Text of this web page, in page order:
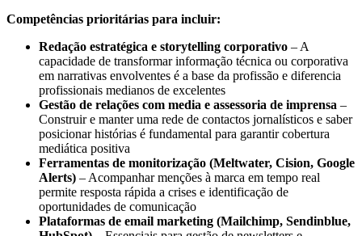
Competências prioritárias para incluir:
Redação estratégica e storytelling corporativo – A
capacidade de transformar informação técnica ou corporativa
em narrativas envolventes é a base da profissão e diferencia
profissionais medianos de excelentes
Gestão de relações com media e assessoria de imprensa –
Construir e manter uma rede de contactos jornalísticos e saber
posicionar histórias é fundamental para garantir cobertura
mediática positiva
Ferramentas de monitorização (Meltwater, Cision, Google
Alerts) – Acompanhar menções à marca em tempo real
permite resposta rápida a crises e identificação de
oportunidades de comunicação
Plataformas de email marketing (Mailchimp, Sendinblue,